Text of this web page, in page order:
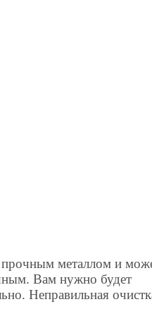
прочным металлом и
Вам нужно будет
Неправильная